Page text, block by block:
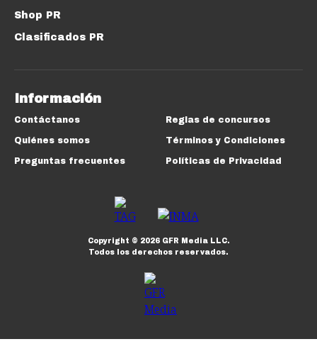
Shop PR
Clasificados PR
Información
Contáctanos
Quiénes somos
Preguntas frecuentes
Reglas de concursos
Términos y Condiciones
Políticas de Privacidad
Copyright © 2026GFR Media LLC.
Todos los derechos reservados.